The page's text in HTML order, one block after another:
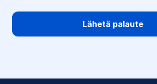
Lähetä palaute